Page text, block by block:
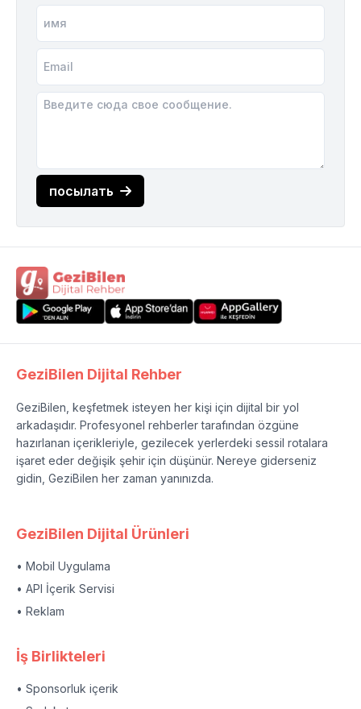
посылать
GeziBilen Dijital Rehber
GeziBilen, keşfetmek isteyen her kişi için dijital bir yol
arkadaşıdır. Profesyonel rehberler tarafından özgüne
hazırlanan içerikleriyle, gezilecek yerlerdeki sessil rotalara
işaret eder değişik şehir için düşünür. Nereye giderseniz
gidin, GeziBilen her zaman yanınızda.
GeziBilen Dijital Ürünleri
• Mobil Uygulama
• API İçerik Servisi
• Reklam
İş Birlikteleri
• Sponsorluk içerik